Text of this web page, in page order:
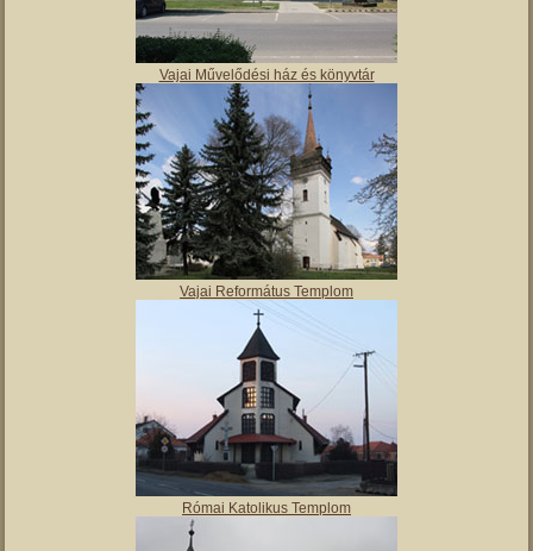
Molnár Mátyás Általános Iskola
Vajai Művelődési ház és könyvtár